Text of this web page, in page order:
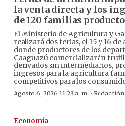
la venta directa y los
de 120 familias
El Ministerio de Agricultura y
realizará dos ferias, el 15 y 16
donde productores de los
Caaguazú comercializarán
derivados sin intermediarios,
ingresos para la agricultura
competitivos para los
Agosto 6, 2026 11:23 a. m. · Redacción
Economía